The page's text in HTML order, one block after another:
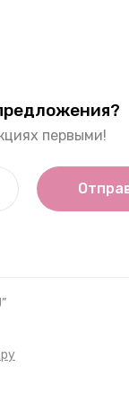
первыми!